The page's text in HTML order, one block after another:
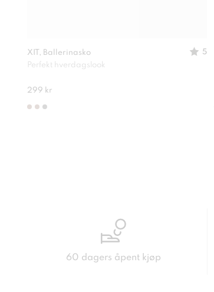
XIT, Ballerinasko
5
Perfekt hverdagslook
299 kr
60 dagers åpent kjøp